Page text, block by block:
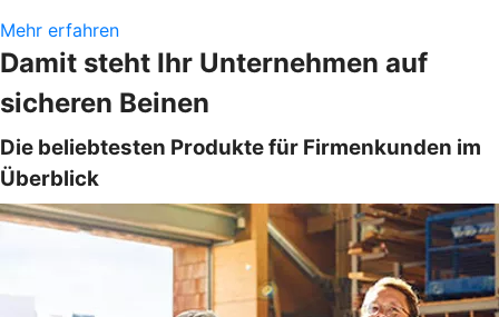
Mehr erfahren
Damit steht Ihr Unternehmen auf
sicheren Beinen
Die beliebtesten Produkte für Firmenkunden im
Überblick